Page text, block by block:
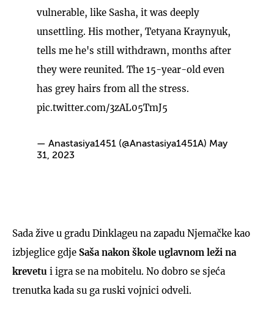
vulnerable, like Sasha, it was deeply
unsettling. His mother, Tetyana Kraynyuk,
tells me he's still withdrawn, months after
they were reunited. The 15-year-old even
has grey hairs from all the stress.
pic.twitter.com/3zAL05TmJ5
— Anastasiya1451 (@Anastasiya1451A) May
31, 2023
Sada žive u gradu Dinklageu na zapadu Njemačke kao
izbjeglice gdje Saša nakon škole uglavnom leži na
krevetu i igra se na mobitelu. No dobro se sjeća
trenutka kada su ga ruski vojnici odveli.